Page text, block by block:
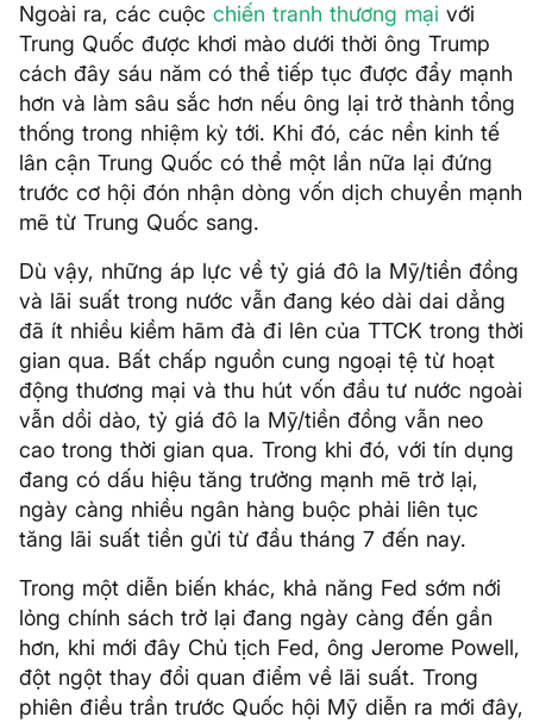
Ngoài ra, các cuộc chiến tranh thương mại với
Trung Quốc được khơi mào dưới thời ông Trump
cách đây sáu năm có thể tiếp tục được đẩy mạnh
hơn và làm sâu sắc hơn nếu ông lại trở thành tổng
thống trong nhiệm kỳ tới. Khi đó, các nền kinh tế
lân cận Trung Quốc có thể một lần nữa lại đứng
trước cơ hội đón nhận dòng vốn dịch chuyển mạnh
mẽ từ Trung Quốc sang.
Dù vậy, những áp lực về tỷ giá đô la Mỹ/tiền đồng
và lãi suất trong nước vẫn đang kéo dài dai dẳng
đã ít nhiều kiềm hãm đà đi lên của TTCK trong thời
gian qua. Bất chấp nguồn cung ngoại tệ từ hoạt
động thương mại và thu hút vốn đầu tư nước ngoài
vẫn dồi dào, tỷ giá đô la Mỹ/tiền đồng vẫn neo
cao trong thời gian qua. Trong khi đó, với tín dụng
đang có dấu hiệu tăng trưởng mạnh mẽ trở lại,
ngày càng nhiều ngân hàng buộc phải liên tục
tăng lãi suất tiền gửi từ đầu tháng 7 đến nay.
Trong một diễn biến khác, khả năng Fed sớm nới
lỏng chính sách trở lại đang ngày càng đến gần
hơn, khi mới đây Chủ tịch Fed, ông Jerome Powell,
đột ngột thay đổi quan điểm về lãi suất. Trong
phiên điều trần trước Quốc hội Mỹ diễn ra mới đây,